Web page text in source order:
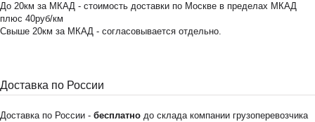
До 20км за МКАД - стоимость доставки по Москве в пределах МКАД
плюс 40руб/км
Свыше 20км за МКАД - согласовывается отдельно.
Доставка по России
Доставка по России - бесплатно до склада компании грузоперевозчика